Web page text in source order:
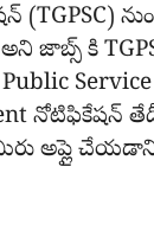
(TGPSC)
జాబ్స్ కి
Service
నోటిఫికేషన్
అప్లై